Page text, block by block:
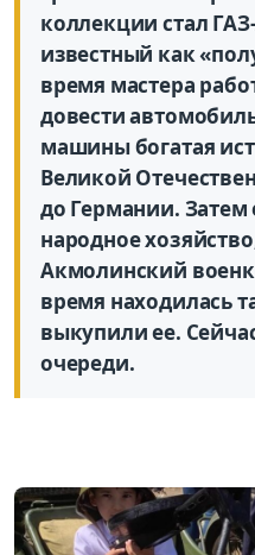
коллекции стал
известный как
время мастера
довести
машины богатая
Великой
до Германии. Затем
народное
Акмолинский
время находилась
выкупили ее.
очереди.